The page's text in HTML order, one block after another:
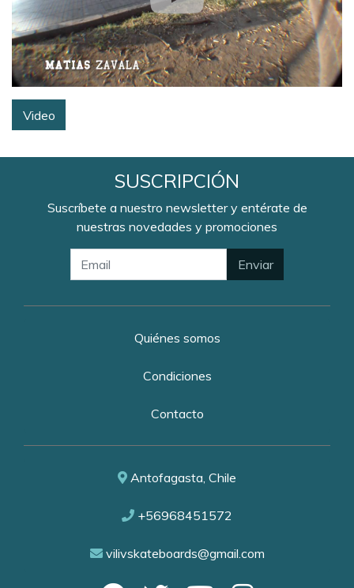
Video
SUSCRIPCIÓN
Suscríbete a nuestro newsletter y entérate de
nuestras novedades y promociones
Enviar
Quiénes somos
Condiciones
Contacto
Antofagasta, Chile
+56968451572
vilivskateboards@gmail.com